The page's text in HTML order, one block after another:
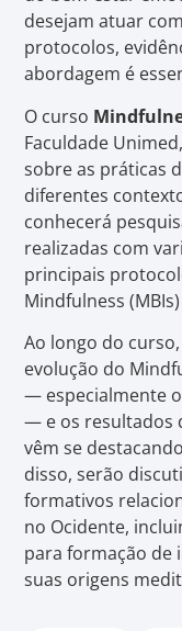
desejam atuar
protocolos,
abordagem é
O curso
Faculdade
sobre as práticas
diferentes
conhecerá
realizadas com
principais
Mindfulness
Ao longo do
evolução do
— especialmente
— e os resultados
vêm se
disso, serão
formativos
no Ocidente,
para formação de
suas origens